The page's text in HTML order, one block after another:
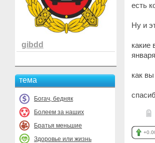
gibdd
тема
Богач, бедняк
Болеем за наших
Братья меньшие
Здоровье или жизнь
есть
Ну и
какие
как